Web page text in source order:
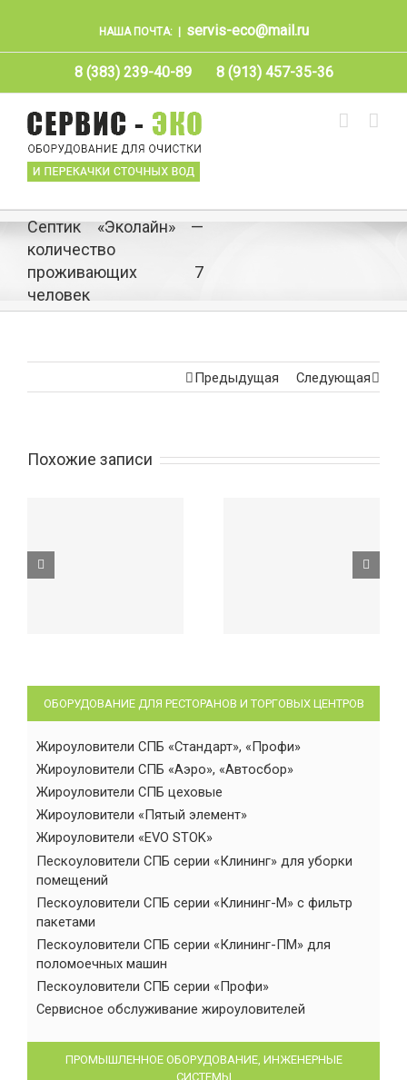
НАША ПОЧТА: servis-eco@mail.ru
8 (383) 239-40-89 8 (913) 457-35-36
Септик «Эколайн» —
количество
проживающих 7
человек
Предыдущая Следующая
Похожие записи
ОБОРУДОВАНИЕ ДЛЯ РЕСТОРАНОВ И ТОРГОВЫХ ЦЕНТРОВ
Жироуловители СПБ «Стандарт», «Профи»
Жироуловители СПБ «Аэро», «Автосбор»
Жироуловители СПБ цеховые
Жироуловители «Пятый элемент»
Жироуловители «EVO STOK»
Пескоуловители СПБ серии «Клининг» для уборки
помещений
Пескоуловители СПБ серии «Клининг-М» с фильтр
пакетами
Пескоуловители СПБ серии «Клининг-ПМ» для
поломоечных машин
Пескоуловители СПБ серии «Профи»
Сервисное обслуживание жироуловителей
ПРОМЫШЛЕННОЕ ОБОРУДОВАНИЕ, ИНЖЕНЕРНЫЕ
СИСТЕМЫ